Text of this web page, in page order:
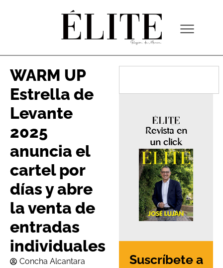
WARM UP
Estrella de
Levante
2025
anuncia el
cartel por
días y abre
la venta de
entradas
individuales
Concha Alcantara
Revista en
un click
Suscríbete a